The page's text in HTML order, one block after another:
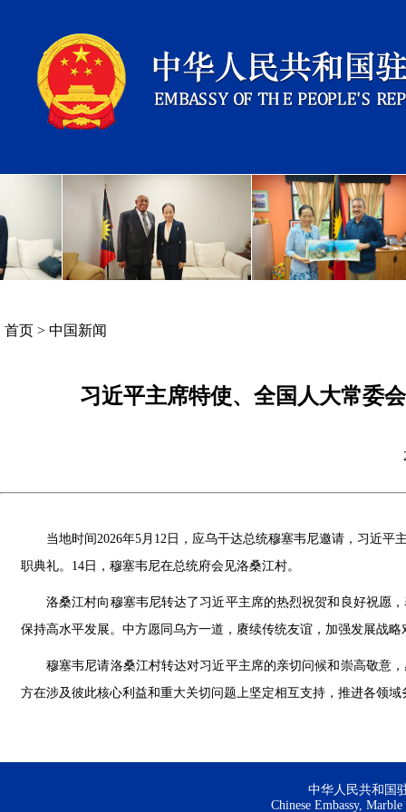
首页 > 中国新闻
习近平主席特使、全国人大常委
当地时间2026年5月12日，应乌干达总统穆塞韦尼邀请，习近
职典礼。14日，穆塞韦尼在总统府会见洛桑江村。
洛桑江村向穆塞韦尼转达了习近平主席的热烈祝贺和良好祝愿
保持高水平发展。中方愿同乌方一道，赓续传统友谊，加强发展战
穆塞韦尼请洛桑江村转达对习近平主席的亲切问候和崇高敬意
方在涉及彼此核心利益和重大关切问题上坚定相互支持，推进各领
中华人民共和国
Chinese Embassy,